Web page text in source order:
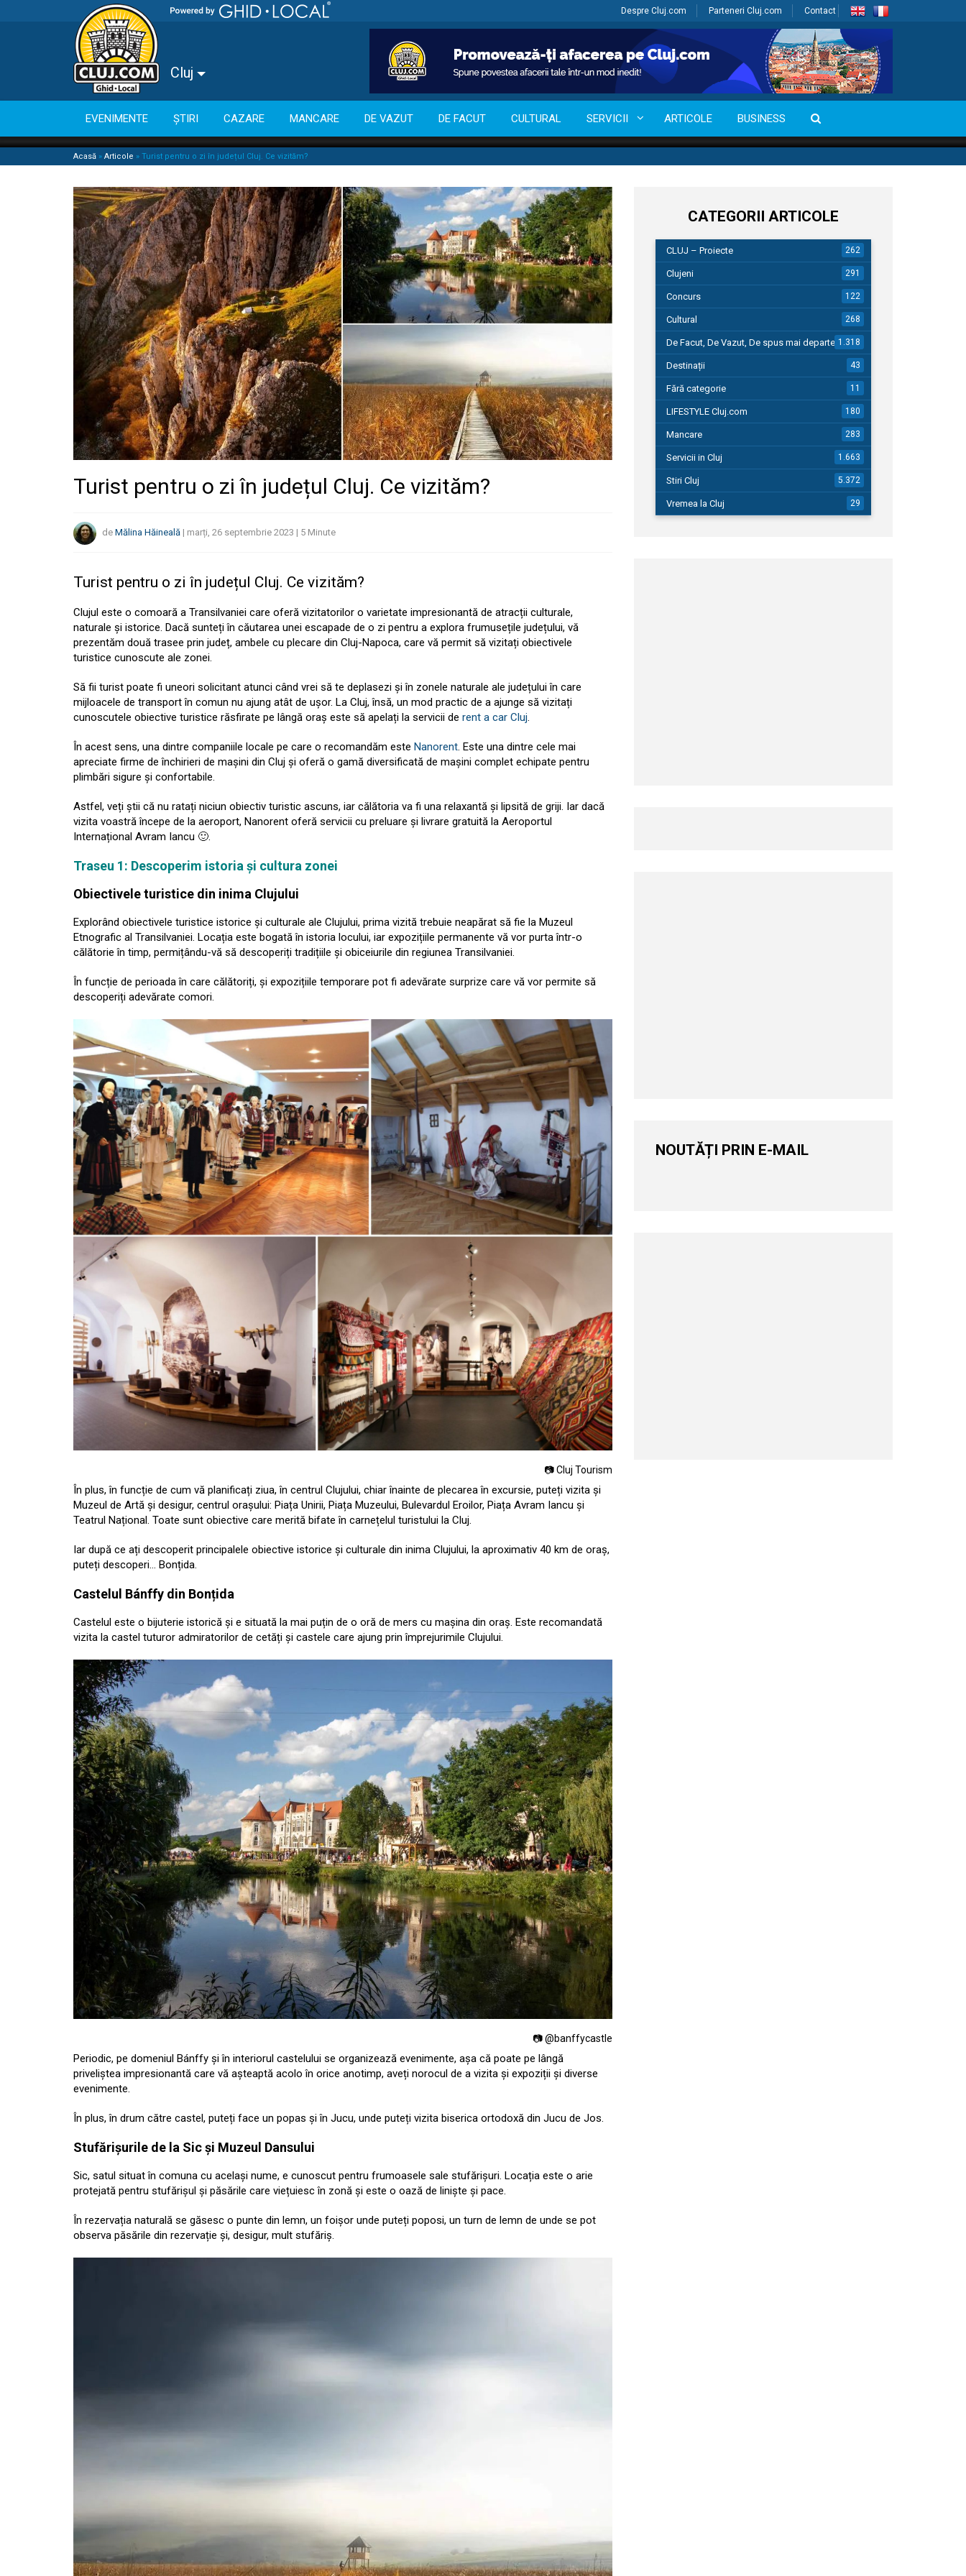
Despre Cluj.com Parteneri Cluj.com Contact
Cluj
EVENIMENTE ȘTIRI CAZARE MANCARE DE VAZUT DE FACUT CULTURAL SERVICII ARTICOLE BUSINESS
Acasă » Articole » Turist pentru o zi în județul Cluj. Ce vizităm?
Turist pentru o zi în județul Cluj. Ce vizităm?
de Mălina Hăineală | marți, 26 septembrie 2023 | 5 Minute
Turist pentru o zi în județul Cluj. Ce vizităm?
Clujul este o comoară a Transilvaniei care oferă vizitatorilor o varietate impresionantă de atracții culturale,
naturale și istorice. Dacă sunteți în căutarea unei escapade de o zi pentru a explora frumusețile județului, vă
prezentăm două trasee prin județ, ambele cu plecare din Cluj-Napoca, care vă permit să vizitați obiectivele
turistice cunoscute ale zonei.
Să fii turist poate fi uneori solicitant atunci când vrei să te deplasezi și în zonele naturale ale județului în care
mijloacele de transport în comun nu ajung atât de ușor. La Cluj, însă, un mod practic de a ajunge să vizitați
cunoscutele obiective turistice răsfirate pe lângă oraș este să apelați la servicii de rent a car Cluj.
În acest sens, una dintre companiile locale pe care o recomandăm este Nanorent. Este una dintre cele mai
apreciate firme de închirieri de mașini din Cluj și oferă o gamă diversificată de mașini complet echipate pentru
plimbări sigure și confortabile.
Astfel, veți știi că nu ratați niciun obiectiv turistic ascuns, iar călătoria va fi una relaxantă și lipsită de griji. Iar dacă
vizita voastră începe de la aeroport, Nanorent oferă servicii cu preluare și livrare gratuită la Aeroportul
Internațional Avram Iancu 🙂.
Traseu 1: Descoperim istoria și cultura zonei
Obiectivele turistice din inima Clujului
Explorând obiectivele turistice istorice și culturale ale Clujului, prima vizită trebuie neapărat să fie la Muzeul
Etnografic al Transilvaniei. Locația este bogată în istoria locului, iar expozițiile permanente vă vor purta într-o
călătorie în timp, permițându-vă să descoperiți tradițiile și obiceiurile din regiunea Transilvaniei.
În funcție de perioada în care călătoriți, și expozițiile temporare pot fi adevărate surprize care vă vor permite să
descoperiți adevărate comori.
📷 Cluj Tourism
În plus, în funcție de cum vă planificați ziua, în centrul Clujului, chiar înainte de plecarea în excursie, puteți vizita și
Muzeul de Artă și desigur, centrul orașului: Piața Unirii, Piața Muzeului, Bulevardul Eroilor, Piața Avram Iancu și
Teatrul Național. Toate sunt obiective care merită bifate în carnețelul turistului la Cluj.
Iar după ce ați descoperit principalele obiective istorice și culturale din inima Clujului, la aproximativ 40 km de oraș,
puteți descoperi… Bonțida.
Castelul Bánffy din Bonțida
Castelul este o bijuterie istorică și e situată la mai puțin de o oră de mers cu mașina din oraș. Este recomandată
vizita la castel tuturor admiratorilor de cetăți și castele care ajung prin împrejurimile Clujului.
📷 @banffycastle
Periodic, pe domeniul Bánffy și în interiorul castelului se organizează evenimente, așa că poate pe lângă
priveliștea impresionantă care vă așteaptă acolo în orice anotimp, aveți norocul de a vizita și expoziții și diverse
evenimente.
În plus, în drum către castel, puteți face un popas și în Jucu, unde puteți vizita biserica ortodoxă din Jucu de Jos.
Stufărișurile de la Sic și Muzeul Dansului
Sic, satul situat în comuna cu același nume, e cunoscut pentru frumoasele sale stufărișuri. Locația este o arie
protejată pentru stufărișul și păsările care viețuiesc în zonă și este o oază de liniște și pace.
În rezervația naturală se găsesc o punte din lemn, un foișor unde puteți poposi, un turn de lemn de unde se pot
observa păsările din rezervație și, desigur, mult stufăriș.
CATEGORII ARTICOLE
CLUJ – Proiecte 262
Clujeni 291
Concurs 122
Cultural 268
De Facut, De Vazut, De spus mai departe…1.318
Destinații 43
Fără categorie 11
LIFESTYLE Cluj.com 180
Mancare 283
Servicii in Cluj 1.663
Stiri Cluj 5.372
Vremea la Cluj 29
NOUTĂȚI PRIN E-MAIL